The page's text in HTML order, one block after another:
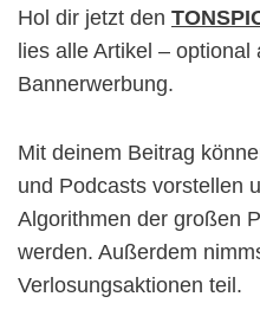
Hol dir jetzt den
lies alle Artikel – optional
Bannerwerbung.
Mit deinem Beitrag
und Podcasts vorstellen
Algorithmen der großen
werden. Außerdem
Verlosungsaktionen teil.